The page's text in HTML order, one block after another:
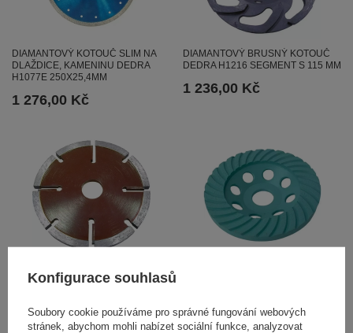
DIAMANTOVÝ KOTOUČ SLIM NA
DLAŽDICE, KAMENINU DEDRA
H1077E 250X25,4MM
1 276,00 Kč
DIAMANTOVÝ BRUSNÝ KOTOUČ
DEDRA H1216 SEGMENT S 115 MM
1 236,00 Kč
DEDRA H1265 125MMX22,2MM
1 200,00 Kč
Konfigurace souhlasů
Soubory cookie používáme pro správné fungování webových
stránek, abychom mohli nabízet sociální funkce, analyzovat